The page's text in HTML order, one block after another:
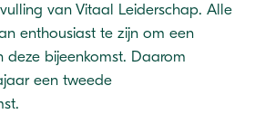
van Vitaal Leiderschap. Alle
enthousiast te zijn om een
bijeenkomst. Daarom
een tweede